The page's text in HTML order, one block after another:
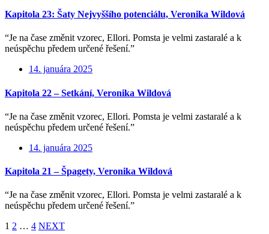
Kapitola 23: Šaty Nejvyššího potenciálu, Veronika Wildová
“Je na čase změnit vzorec, Ellori. Pomsta je velmi zastaralé a k
neúspěchu předem určené řešení.”
14. januára 2025
Kapitola 22 – Setkání, Veronika Wildová
“Je na čase změnit vzorec, Ellori. Pomsta je velmi zastaralé a k
neúspěchu předem určené řešení.”
14. januára 2025
Kapitola 21 – Špagety, Veronika Wildová
“Je na čase změnit vzorec, Ellori. Pomsta je velmi zastaralé a k
neúspěchu předem určené řešení.”
1 2 … 4 NEXT